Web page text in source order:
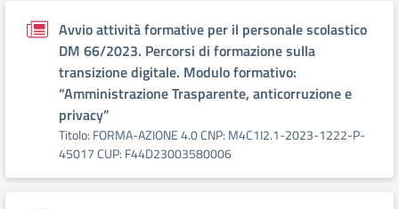
Avvio attività formative per il personale scolastico
DM 66/2023. Percorsi di formazione sulla
transizione digitale. Modulo formativo:
“Amministrazione Trasparente, anticorruzione e
privacy”
Titolo: FORMA-AZIONE 4.0 CNP: M4C1I2.1-2023-1222-P-
45017 CUP: F44D23003580006